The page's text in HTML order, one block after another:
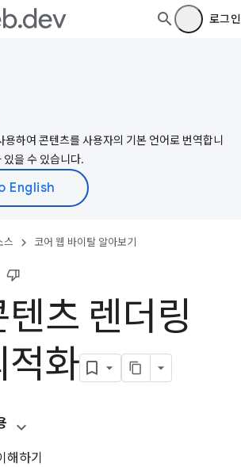
로그인
하여 콘텐츠를 사용자의 기본 언어로 번역합니
을 수 있습니다.
스 코어 웹 바이탈 알아보기
츠 렌더링
적화
해하기